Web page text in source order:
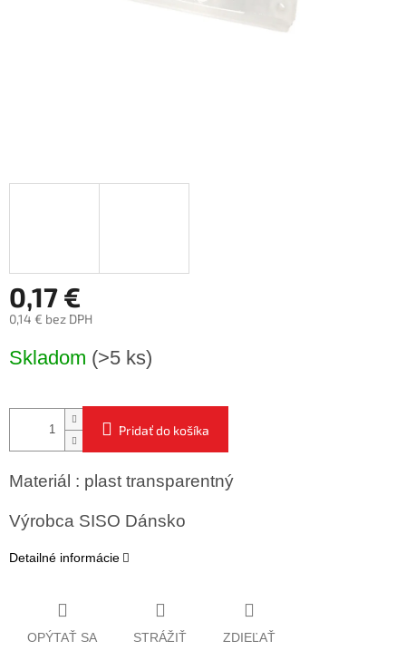
0,17 €
0,14 € bez DPH
cena:
Skladom (>5 ks)
Pridať do košíka
Materiál : plast transparentný
Výrobca SISO Dánsko
Detailné informácie
OPÝTAŤ SA STRÁŽIŤ ZDIEĽAŤ